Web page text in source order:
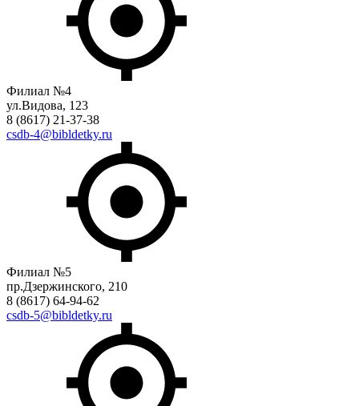
Филиал №4
ул.Видова, 123
8 (8617) 21-37-38
csdb-4@bibldetky.ru
Филиал №5
пр.Дзержинского, 210
8 (8617) 64-94-62
csdb-5@bibldetky.ru